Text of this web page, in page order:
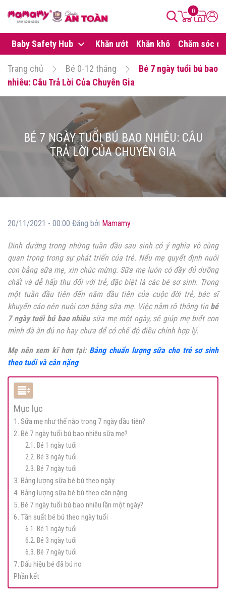
0
Baby Safety Hub Khăn ướt Khăn khô Chăm sóc da
Trang chủ Bé 0-12 tháng
Bé 7 ngày tuổi bú bao
nhiêu: Câu Trả Lời Của Chuyên Gia
BÉ 7 NGÀY TUỔI BÚ BAO NHIÊU: CÂU
TRẢ LỜI CỦA CHUYÊN GIA
20/11/2021 - 00:00 Đăng bởi Mamamy
Dinh dưỡng trong những tuần đầu sau sinh có ý nghĩa vô cùng
quan trọng trong sự phát triển của trẻ. Nếu mẹ quyết định nuôi
con bằng sữa mẹ, xin chúc mừng. Sữa mẹ luôn có đầy đủ dưỡng
chất và dễ hấp thu đối với trẻ, đặc biệt là các bé sơ sinh. Trong
một tuần đầu tiên đến năm đầu tiên của cuộc đời trẻ, bác sĩ
khuyến cáo nên nuôi con bằng sữa mẹ. Việc nắm rõ thông tin bé
7 ngày tuổi bú bao nhiêu sữa mẹ một ngày, sẽ giúp mẹ biết con
mình đã ăn đủ no hay chưa để có chế độ điều chỉnh hợp lý.
Mẹ nên xem kĩ hơn tại: Bảng chuẩn lượng sữa cho trẻ sơ sinh
theo tuổi và cân nặng
Mục lục
1. Sữa mẹ như thế nào trong 7 ngày đầu tiên?
2. Bé 7 ngày tuổi bú bao nhiêu sữa mẹ?
2.1. Bé 1 ngày tuổi
2.2. Bé 3 ngày tuổi
2.3. Bé 7 ngày tuổi
3. Bảng lượng sữa bé bú theo ngày
4. Bảng lượng sữa bé bú theo cân nặng
5. Bé 7 ngày tuổi bú bao nhiêu lần một ngày?
6. Tần suất bé bú theo ngày tuổi
6.1. Bé 1 ngày tuổi
6.2. Bé 3 ngày tuổi
6.3. Bé 7 ngày tuổi
7. Dấu hiệu bé đã bú no
Phần kết